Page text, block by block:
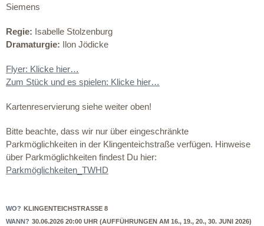
Siemens
Regie: Isabelle Stolzenburg
Dramaturgie: Ilon Jödicke
Flyer: Klicke hier…
Zum Stück und es spielen: Klicke hier…
Kartenreservierung siehe weiter oben!
Bitte beachte, dass wir nur über eingeschränkte
Parkmöglichkeiten in der Klingenteichstraße verfügen. Hinweise
über Parkmöglichkeiten findest Du hier:
Parkmöglichkeiten_TWHD
WO? KLINGENTEICHSTRASSE 8
WANN? 30.06.2026 20:00 UHR (AUFFÜHRUNGEN AM 16., 19., 20., 30. JUNI 2026)